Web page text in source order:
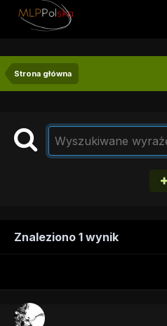
Strona główna
Znaleziono 1 wynik